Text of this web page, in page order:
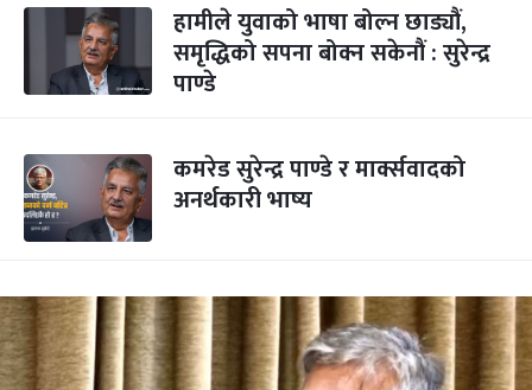
हामीले युवाको भाषा बोल्न छाड्यौं,
समृद्धिको सपना बोक्न सकेनौं : सुरेन्द्र
पाण्डे
कमरेड सुरेन्द्र पाण्डे र मार्क्सवादको
अनर्थकारी भाष्य